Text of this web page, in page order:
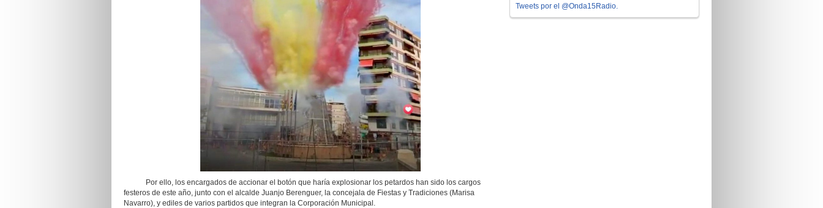
Por ello, los encargados de accionar el botón que haría explosionar los petardos han sido los cargos
festeros de este año, junto con el alcalde Juanjo Berenguer, la concejala de Fiestas y Tradiciones (Marisa
Navarro), y ediles de varios partidos que integran la Corporación Municipal.
Tweets por el @Onda15Radio.